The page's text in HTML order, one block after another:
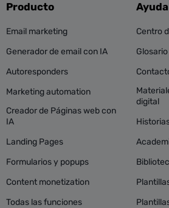
Producto
Email marketing
Generador de email con IA
Autoresponders
Marketing automation
Creador de Páginas web con
IA
Landing Pages
Formularios y popups
Content monetization
Todas las funciones
Centro
Glosario
digital